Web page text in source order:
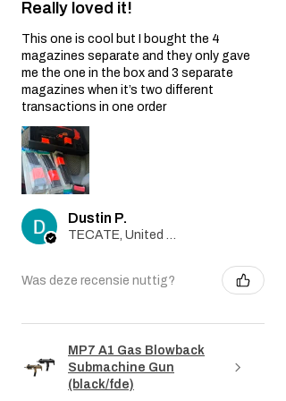
schade veroorzaakt door normaal
gebruik, valt niet onder deze garantie.
Niet-originele onderdelen:De garantie
vervalt indien er niet-originele
onderdelen of accessoires, die niet door
de verkoper zijn geleverd, op of in het
airsoftgeweer worden gebruikt.
Garantie claimproces:
Neem contact op met de klantenservice:
Als u van mening bent dat uw
vanwege een fabricagefout, neem dan
contact op met ons klantenserviceteam
Aankoopbewijs:Om een garantieclaim in
te dienen, dient u een kopie van uw
vermeld staat.
Evaluatie:Ons technische team zal het
airsoftgeweer beoordelen om te
Really loved it!
This one is cool but I bought the 4
magazines separate and they only gave
me the one in the box and 3 separate
magazines when it’s two different
transactions in one order
Dustin P.
TECATE, United States
Was deze recensie nuttig?
MP7 A1 Gas Blowback
Submachine Gun
(black/fde)